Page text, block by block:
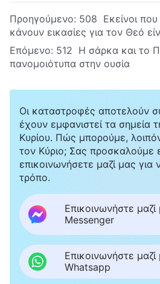
Προηγούμενο: 508 Εκείνοι
κάνουν εικασίες για τον Θεό
Επόμενο: 512 Η σάρκα και το
πανομοιότυπα στην ουσία
Οι καταστροφές αποτελούν
έχουν εμφανιστεί τα σημεία
Κυρίου. Πώς μπορούμε,
τον Κύριο; Σας προσκαλούμε
επικοινωνήσετε μαζί μας για
τρόπο.
Επικοινωνήστε
Messenger
Επικοινωνήστε
Whatsapp